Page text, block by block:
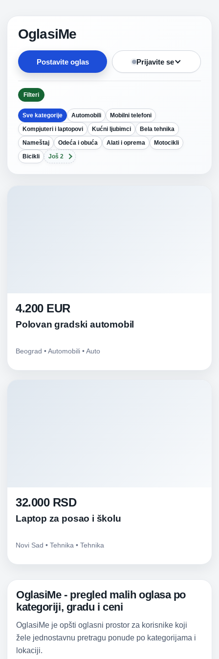
OglasiMe
Postavite oglas Prijavite se
Filteri
Sve kategorije Automobili
Mobilni telefoni
Kompjuteri i laptopovi
Kućni ljubimci
Bela tehnika
Nameštaj
Odeća i obuća Alati i oprema
Motocikli
Bicikli
Još 2
4.200 EUR
Polovan gradski automobil
Beograd • Automobili • Auto
32.000 RSD
Laptop za posao i školu
Novi Sad • Tehnika • Tehnika
OglasiMe - pregled malih oglasa po
kategoriji, gradu i ceni
OglasiMe je opšti oglasni prostor za korisnike koji
žele jednostavnu pretragu ponude po kategorijama i
lokaciji.